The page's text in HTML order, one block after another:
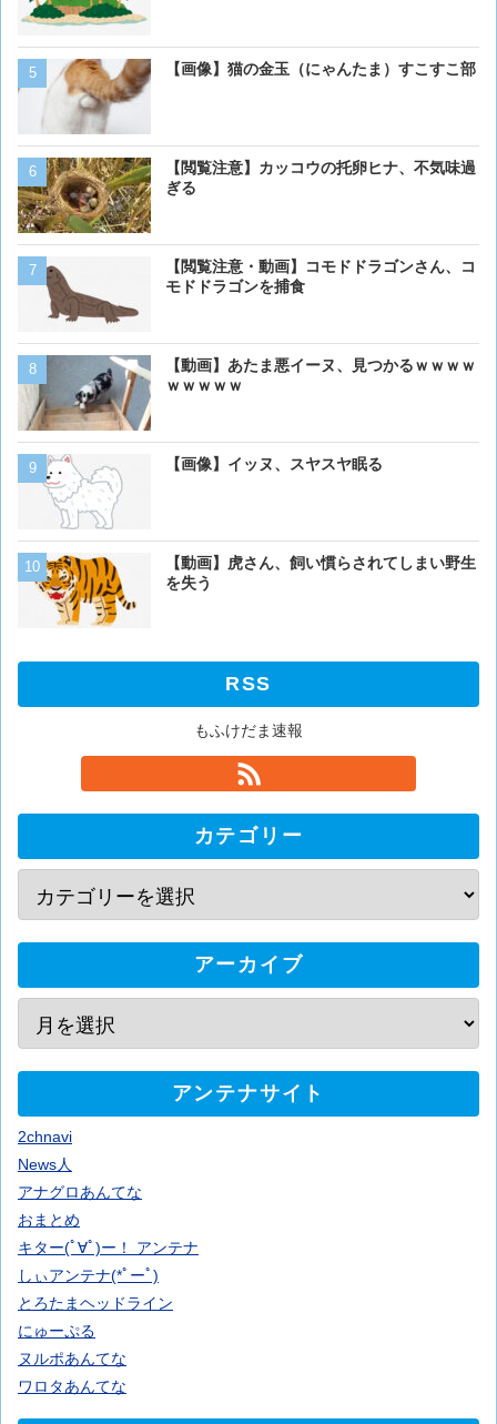
【画像】猫の金玉（にゃんたま）すこすこ部
【閲覧注意】カッコウの托卵ヒナ、不気味過
ぎる
【閲覧注意・動画】コモドドラゴンさん、コ
モドドラゴンを捕食
【動画】あたま悪イーヌ、見つかるｗｗｗｗ
ｗｗｗｗｗ
【画像】イッヌ、スヤスヤ眠る
【動画】虎さん、飼い慣らされてしまい野生
を失う
【画像】 アメリカのケー
【動画】虎さん、飼い慣ら
犬って普段何考えてるの？
【画像】猫の島に来てみた
【閲覧注意】カッコウの托
【画像】アメリカ「AIDS
RSS
もふけだま速報
カテゴリー
アーカイブ
アンテナサイト
2chnavi
News人
アナグロあんてな
おまとめ
キター(ﾟ∀ﾟ)ー！ アンテナ
しぃアンテナ(*ﾟーﾟ)
とろたまヘッドライン
にゅーぷる
ヌルポあんてな
ワロタあんてな